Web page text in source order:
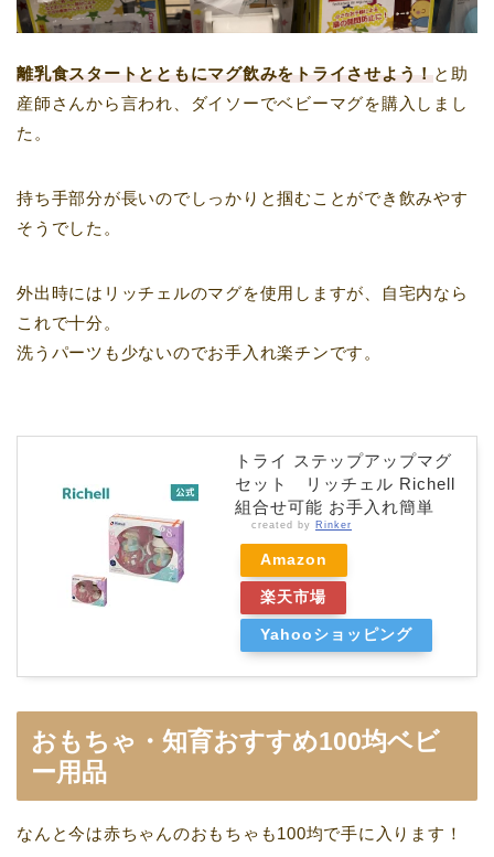
離乳食スタートとともにマグ飲みをトライさせよう！と助
産師さんから言われ、ダイソーでベビーマグを購入しまし
た。
持ち手部分が長いのでしっかりと掴むことができ飲みやす
そうでした。
外出時にはリッチェルのマグを使用しますが、自宅内なら
これで十分。
洗うパーツも少ないのでお手入れ楽チンです。
トライ ステップアップマグ
セット リッチェル Richell
組合せ可能 お手入れ簡単
created by Rinker
Amazon
楽天市場
Yahooショッピング
おもちゃ・知育おすすめ100均ベビ
ー用品
なんと今は赤ちゃんのおもちゃも100均で手に入ります！